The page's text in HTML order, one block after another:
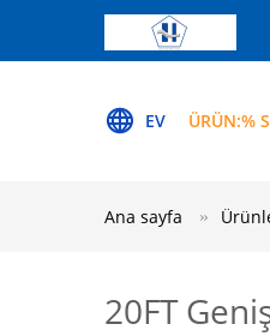
EV ÜRÜN:% S
Ana sayfa
20FT